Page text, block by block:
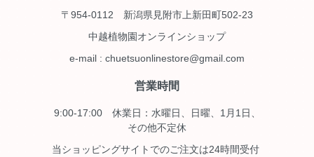
〒954-0112 新潟県見附市上新田町502-23
中越植物園オンラインショップ
e-mail : chuetsuonlinestore@gmail.com
営業時間
9:00-17:00 休業日：水曜日、日曜、1月1日、
その他不定休
当ショッピングサイトでのご注文は24時間受付